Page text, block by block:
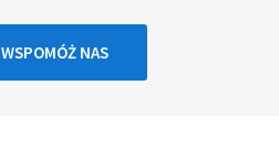
WSPOMÓŻ NAS